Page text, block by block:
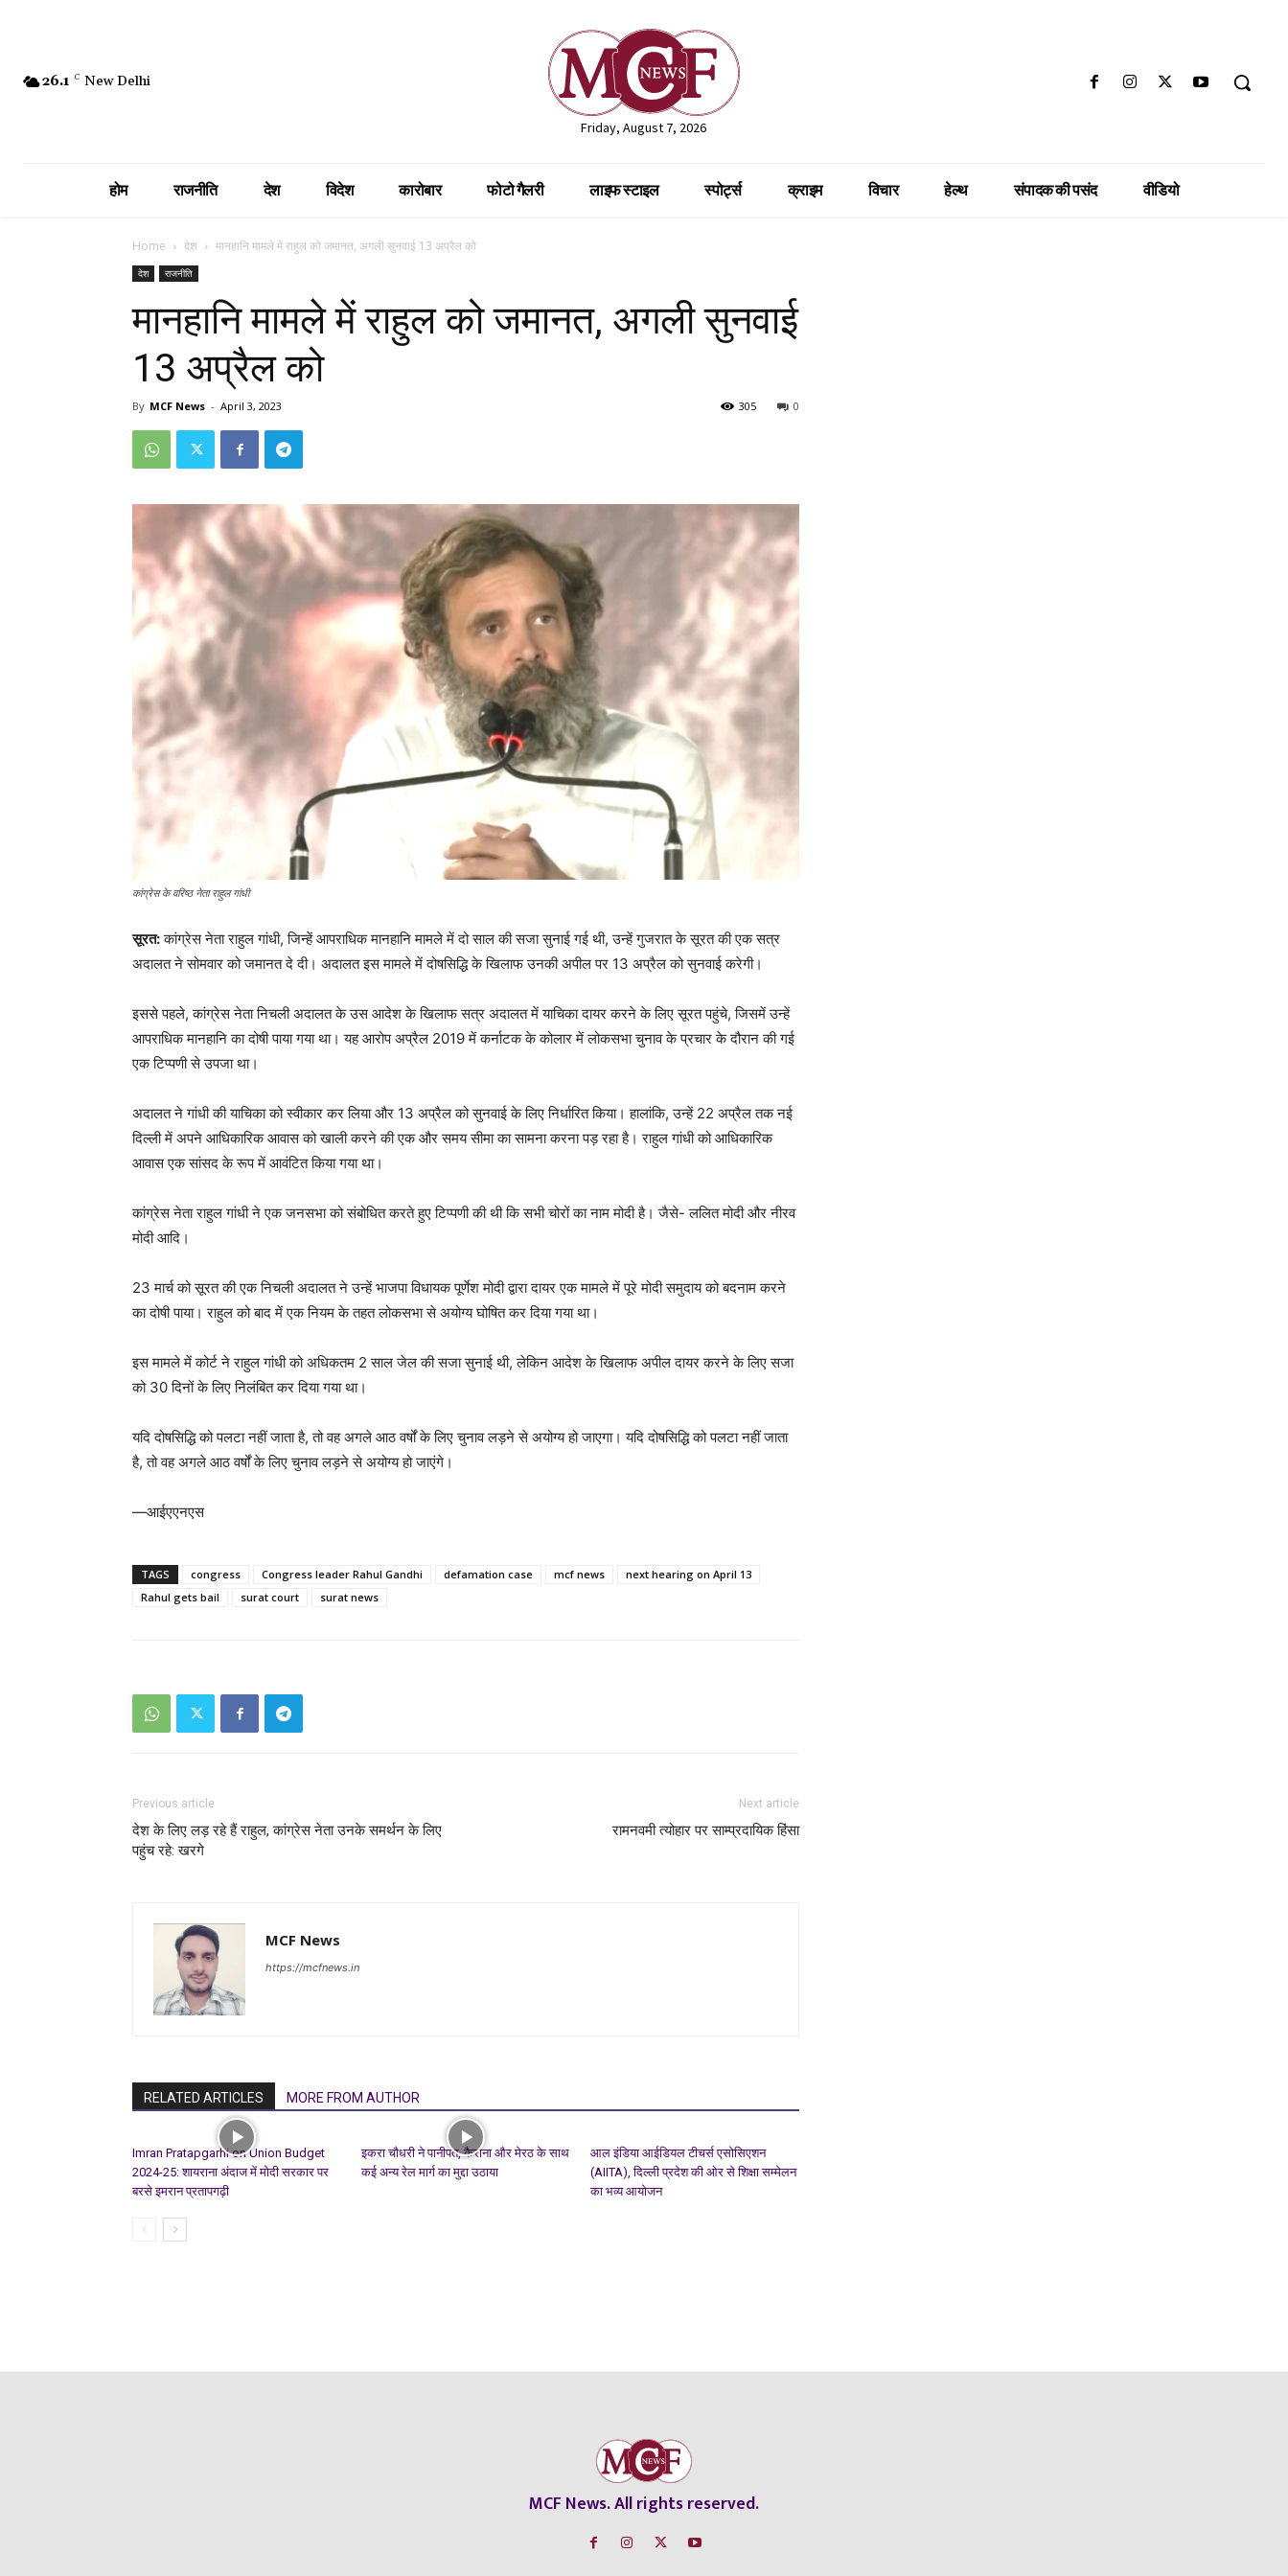
26.1 C New Delhi
Friday, August 7, 2026
होम राजनीति देश विदेश कारोबार फोटो गैलरी लाइफ स्टाइल स्पोर्ट्स क्राइम विचार हेल्थ संपादक की पसंद वीडियो
Home देश मानहानि मामले में राहुल को जमानत, अगली सुनवाई 13 अप्रैल को
देश राजनीति
मानहानि मामले में राहुल को जमानत, अगली सुनवाई
13 अप्रैल को
By MCF News - April 3, 2023 0
305
कांग्रेस के वरिष्ठ नेता राहुल गांधी
सूरत:कांग्रेस नेता राहुल गांधी, जिन्हें आपराधिक मानहानि मामले में दो साल की सजा सुनाई गई थी, उन्हें गुजरात के सूरत की एक सत्र
अदालत ने सोमवार को जमानत दे दी। अदालत इस मामले में दोषसिद्धि के खिलाफ उनकी अपील पर 13 अप्रैल को सुनवाई करेगी।
इससे पहले, कांग्रेस नेता निचली अदालत के उस आदेश के खिलाफ सत्र अदालत में याचिका दायर करने के लिए सूरत पहुंचे, जिसमें उन्हें
आपराधिक मानहानि का दोषी पाया गया था। यह आरोप अप्रैल 2019 में कर्नाटक के कोलार में लोकसभा चुनाव के प्रचार के दौरान की गई
एक टिप्पणी से उपजा था।
अदालत ने गांधी की याचिका को स्वीकार कर लिया और 13 अप्रैल को सुनवाई के लिए निर्धारित किया। हालांकि, उन्हें 22 अप्रैल तक नई
दिल्ली में अपने आधिकारिक आवास को खाली करने की एक और समय सीमा का सामना करना पड़ रहा है। राहुल गांधी को आधिकारिक
आवास एक सांसद के रूप में आवंटित किया गया था।
कांग्रेस नेता राहुल गांधी ने एक जनसभा को संबोधित करते हुए टिप्पणी की थी कि सभी चोरों का नाम मोदी है। जैसे- ललित मोदी और नीरव
मोदी आदि।
23 मार्च को सूरत की एक निचली अदालत ने उन्हें भाजपा विधायक पूर्णेश मोदी द्वारा दायर एक मामले में पूरे मोदी समुदाय को बदनाम करने
का दोषी पाया। राहुल को बाद में एक नियम के तहत लोकसभा से अयोग्य घोषित कर दिया गया था।
इस मामले में कोर्ट ने राहुल गांधी को अधिकतम 2 साल जेल की सजा सुनाई थी, लेकिन आदेश के खिलाफ अपील दायर करने के लिए सजा
को 30 दिनों के लिए निलंबित कर दिया गया था।
यदि दोषसिद्धि को पलटा नहीं जाता है, तो वह अगले आठ वर्षों के लिए चुनाव लड़ने से अयोग्य हो जाएगा। यदि दोषसिद्धि को पलटा नहीं जाता
है, तो वह अगले आठ वर्षों के लिए चुनाव लड़ने से अयोग्य हो जाएंगे।
—आईएएनएस
TAGS congress Congress leader Rahul Gandhi defamation case mcf news
next hearing on April 13
Rahul gets bail
surat court surat news
Previous article
देश के लिए लड़ रहे हैं राहुल, कांग्रेस नेता उनके समर्थन के लिए
पहुंच रहे: खरगे
Next article
रामनवमी त्योहार पर साम्प्रदायिक हिंसा
MCF News
https://mcfnews.in
RELATED ARTICLES MORE FROM AUTHOR
Imran Pratapgarhi on Union Budget
2024-25: शायराना अंदाज में मोदी सरकार पर
बरसे इमरान प्रतापगढ़ी
इकरा चौधरी ने पानीपत, कैराना और मेरठ के साथ
कई अन्य रेल मार्ग का मुद्दा उठाया
आल इंडिया आईडियल टीचर्स एसोसिएशन
(AIITA), दिल्ली प्रदेश की ओर से शिक्षा सम्मेलन
का भव्य आयोजन
MCF News. All rights reserved.